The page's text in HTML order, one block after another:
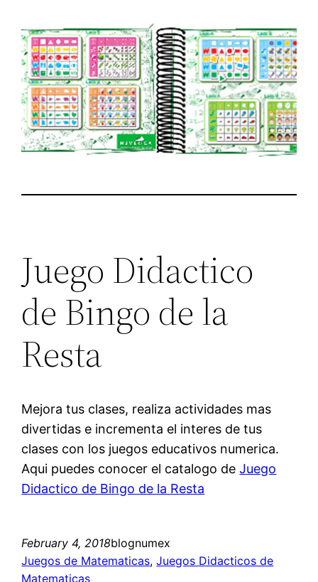
Juego Didactico
de Bingo de la
Resta
Mejora tus clases, realiza actividades mas
divertidas e incrementa el interes de tus
clases con los juegos educativos numerica.
Aqui puedes conocer el catalogo deJuego
Didactico de Bingo de la Resta
February 4, 2018blognumex
Juegos de Matematicas, Juegos Didacticos de
Matematicas